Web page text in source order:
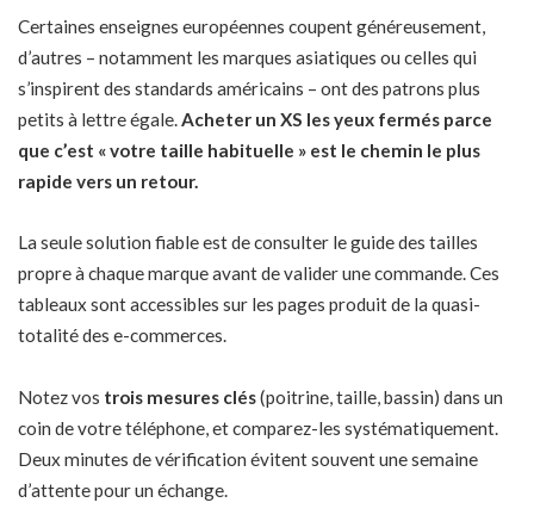
Certaines enseignes européennes coupent généreusement,
d’autres – notamment les marques asiatiques ou celles qui
s’inspirent des standards américains – ont des patrons plus
petits à lettre égale.Acheter un XS les yeux fermés parce
que c’est « votre taille habituelle » est le chemin le plus
rapide vers un retour.
La seule solution fiable est de consulter le guide des tailles
propre à chaque marque avant de valider une commande. Ces
tableaux sont accessibles sur les pages produit de la quasi-
totalité des e-commerces.
Notez vos trois mesures clés(poitrine, taille, bassin) dans un
coin de votre téléphone, et comparez-les systématiquement.
Deux minutes de vérification évitent souvent une semaine
d’attente pour un échange.